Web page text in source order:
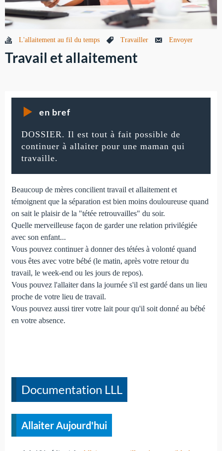
L'allaitement au fil du temps Travailler Envoyer
Travail et allaitement
en bref
DOSSIER. Il est tout à fait possible de
continuer à allaiter pour une maman qui
travaille.
Beaucoup de mères concilient travail et allaitement et
témoignent que la séparation est bien moins douloureuse quand
on sait le plaisir de la "tétée retrouvailles" du soir.
Quelle merveilleuse façon de garder une relation privilégiée
avec son enfant...
Vous pouvez continuer à donner des tétées à volonté quand
vous êtes avec votre bébé (le matin, après votre retour du
travail, le week-end ou les jours de repos).
Vous pouvez l'allaiter dans la journée s'il est gardé dans un lieu
proche de votre lieu de travail.
Vous pouvez aussi tirer votre lait pour qu'il soit donné au bébé
en votre absence.
Documentation LLL
Allaiter Aujourd'hui